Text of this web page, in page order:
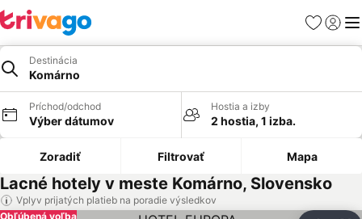
Obľúbené
Destinácia
Komárno
Príchod/odchod
Výber dátumov
Hostia a izby
2 hostia, 1 izba.
Zoradiť Filtrovať Mapa
Lacné hotely v meste Komárno, Slovensko
Vplyv prijatých platieb na poradie výsledkov
Obľúbená voľba